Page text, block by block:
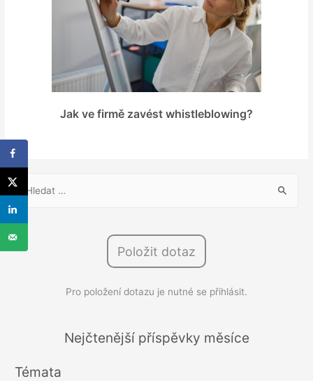
Jak ve firmě zavést whistleblowing?
V
l
í
Položit dotaz
Pro položení dotazu je nutné se přihlásit.
Nejčtenější příspěvky měsíce
Témata